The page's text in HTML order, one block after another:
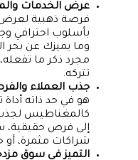
عرض الخدمات
فرصة ذهبية
بأسلوب احترافي
وما يميزك عن بحر
مجرد ذكر ما
تتركه.
جذب العملاء
هو في حد ذاته
كالمغناطيس لجذب
إلى فرص حقيقية،
شراكات مثمرة،
التميز في سوق